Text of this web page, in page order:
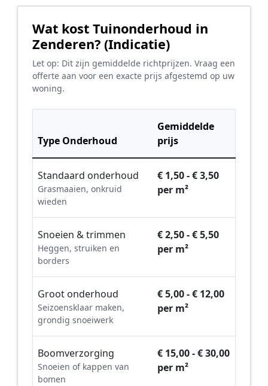
Wat kost Tuinonderhoud in
Zenderen? (Indicatie)
Let op: Dit zijn gemiddelde richtprijzen. Vraag een
offerte aan voor een exacte prijs afgestemd op uw
woning.
Type Onderhoud
Gemiddelde
prijs
Standaard onderhoud
Grasmaaien, onkruid
wieden
€ 1,50 - € 3,50
per m²
Snoeien & trimmen
Heggen, struiken en
borders
€ 2,50 - € 5,50
per m²
Groot onderhoud
Seizoensklaar maken,
grondig snoeiwerk
€ 5,00 - € 12,00
per m²
Boomverzorging
Snoeien of kappen van
bomen
€ 15,00 - € 30,00
per m²